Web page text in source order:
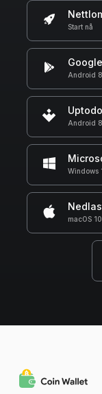
Start nå
Android
Android
Windows
macOS